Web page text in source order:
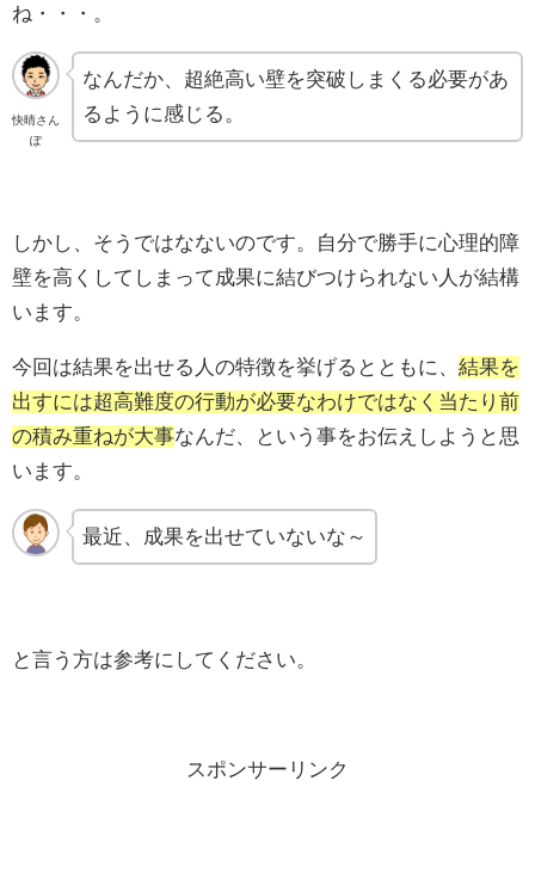
ね・・・。
快晴さん
ぽ
なんだか、超絶高い壁を突破しまくる必要があ
るように感じる。
しかし、そうではなないのです。自分で勝手に心理的障
壁を高くしてしまって成果に結びつけられない人が結構
います。
今回は結果を出せる人の特徴を挙げるとともに、 結果を
出すには超高難度の行動が必要なわけではなく当たり前
の積み重ねが大事なんだ、という事をお伝えしようと思
います。
最近、成果を出せていないな～
と言う方は参考にしてください。
スポンサーリンク